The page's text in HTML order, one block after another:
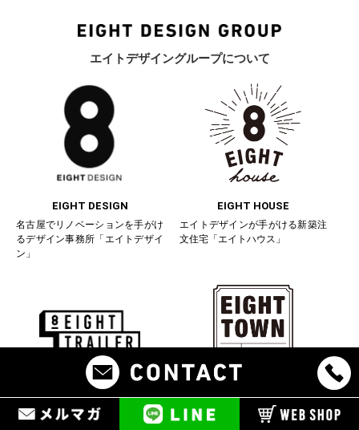
エイトデザイングループについて
EIGHT DESIGN
名古屋でリノベーションを手がけ
るデザイン事務所「エイトデザイ
ン」
EIGHT HOUSE
エイトデザインが手がける新築注
文住宅「エイトハウス」
EIGHT TRAILER
エイトデザインが手がけるオリジ
EIGHT TOWN
リノベーションのショールーム兼